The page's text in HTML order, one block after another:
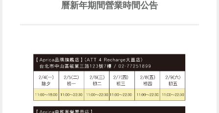
曆新年期間營業時間公告